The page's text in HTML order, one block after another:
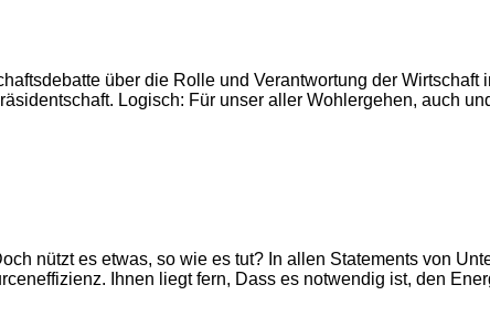
über die Rolle und Verantwortung der
Logisch: Für unser aller Wohlergehen, auch
nützt es etwas, so wie es tut? In allen Statements von
Ihnen liegt fern, Dass es notwendig ist, den